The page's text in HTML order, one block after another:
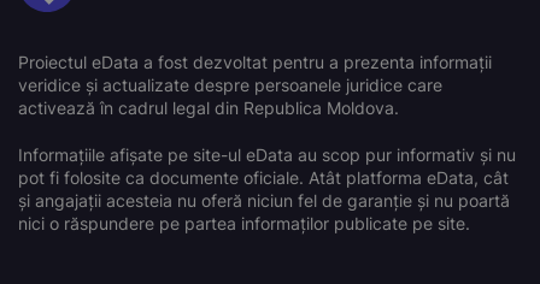
Proiectul eData a fost dezvoltat pentru a prezenta informații
veridice și actualizate despre persoanele juridice care
activează în cadrul legal din Republica Moldova.
Informațiile afișate pe site-ul eData au scop pur informativ și nu
pot fi folosite ca documente oficiale. Atât platforma eData, cât
și angajații acesteia nu oferă niciun fel de garanție și nu poartă
nici o răspundere pe partea informaților publicate pe site.